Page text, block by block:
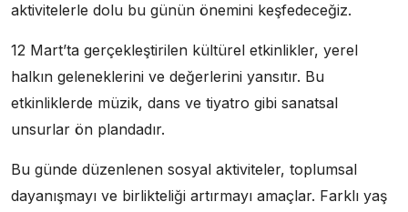
aktivitelerle dolu bu günün önemini keşfedeceğiz.
12 Mart’ta gerçekleştirilen kültürel etkinlikler, yerel
halkın geleneklerini ve değerlerini yansıtır. Bu
etkinliklerde müzik, dans ve tiyatro gibi sanatsal
unsurlar ön plandadır.
Bu günde düzenlenen sosyal aktiviteler, toplumsal
dayanışmayı ve birlikteliği artırmayı amaçlar. Farklı yaş